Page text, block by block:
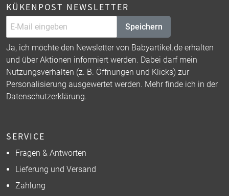
KÜKENPOST NEWSLETTER
Speichern
Ja, ich möchte den Newsletter von Babyartikel.de erhalten
und über Aktionen informiert werden. Dabei darf mein
Nutzungsverhalten (z. B. Öffnungen und Klicks) zur
Personalisierung ausgewertet werden. Mehr finde ich in der
Datenschutzerklärung.
SERVICE
Fragen & Antworten
Lieferung und Versand
Zahlung